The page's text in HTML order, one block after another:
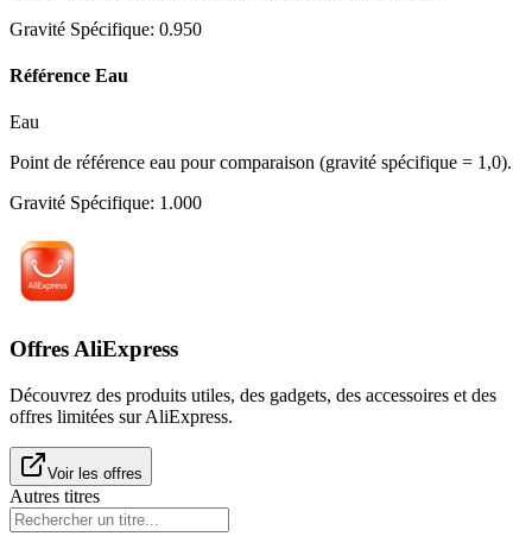
Gravité Spécifique: 0.950
Référence Eau
Eau
Point de référence eau pour comparaison (gravité spécifique = 1,0).
Gravité Spécifique: 1.000
Offres AliExpress
Découvrez des produits utiles, des gadgets, des accessoires et des
offres limitées sur AliExpress.
Voir les offres
Autres titres